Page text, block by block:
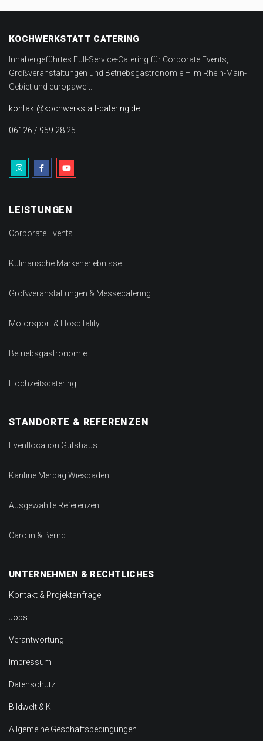
KOCHWERKSTATT CATERING
Inhabergeführtes Full-Service-Catering für Corporate Events,
Großveranstaltungen und Betriebsgastronomie – im Rhein-Main-
Gebiet und europaweit.
kontakt@kochwerkstatt-catering.de
06126 / 959 28 25
LEISTUNGEN
Corporate Events
Kulinarische Markenerlebnisse
Großveranstaltungen & Messecatering
Motorsport & Hospitality
Betriebsgastronomie
Hochzeitscatering
STANDORTE & REFERENZEN
Eventlocation Gutshaus
Kantine Merbag Wiesbaden
Ausgewählte Referenzen
Carolin & Bernd
UNTERNEHMEN & RECHTLICHES
Kontakt & Projektanfrage
Jobs
Verantwortung
Impressum
Datenschutz
Bildwelt & KI
Allgemeine Geschäftsbedingungen